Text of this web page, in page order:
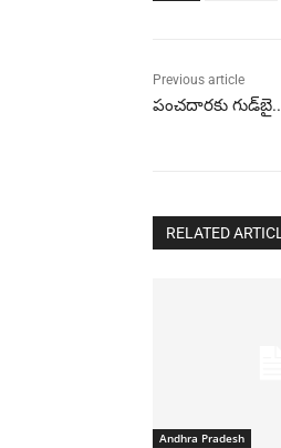
Previous article
పంచదారకు
RELATED
Andhra Pradesh